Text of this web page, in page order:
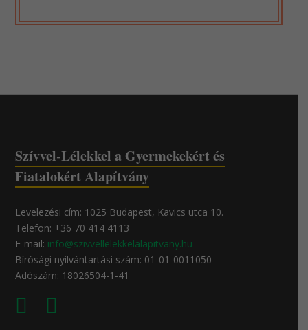
Szívvel-Lélekkel a Gyermekekért és
Fiatalokért Alapítvány
Levelezési cím: 1025 Budapest, Kavics utca 10.
Telefon: +36 70 414 4113
E-mail: info@szivvellelekkelalapitvany.hu
Bírósági nyilvántartási szám: 01-01-0011050
Adószám: 18026504-1-41